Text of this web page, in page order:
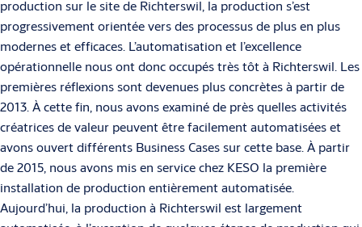
production sur le site de Richterswil, la production s’est
progressivement orientée vers des processus de plus en plus
modernes et efficaces. L’automatisation et l’excellence
opérationnelle nous ont donc occupés très tôt à Richterswil. Les
premières réflexions sont devenues plus concrètes à partir de
2013. À cette fin, nous avons examiné de près quelles activités
créatrices de valeur peuvent être facilement automatisées et
avons ouvert différents Business Cases sur cette base. À partir
de 2015, nous avons mis en service chez KESO la première
installation de production entièrement automatisée.
Aujourd’hui, la production à Richterswil est largement